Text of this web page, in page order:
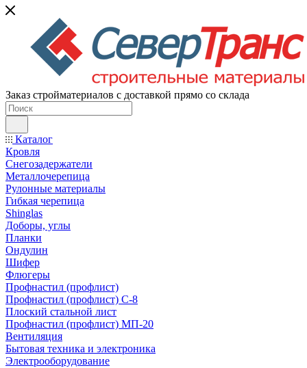
Заказ стройматериалов с доставкой прямо со склада
Каталог
Кровля
Снегозадержатели
Металлочерепица
Рулонные материалы
Гибкая черепица
Shinglas
Доборы, углы
Планки
Ондулин
Шифер
Флюгеры
Профнастил (профлист)
Профнастил (профлист) С-8
Плоский стальной лист
Профнастил (профлист) МП-20
Вентиляция
Бытовая техника и электроника
Электрооборудование